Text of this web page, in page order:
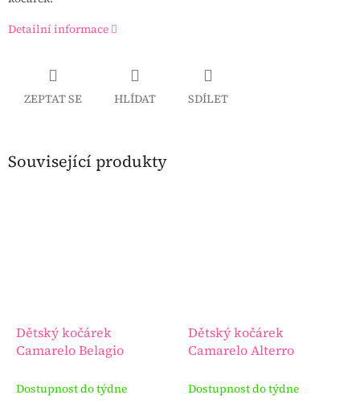
Detailní informace
ZEPTAT SE HLÍDAT SDÍLET
Související produkty
Dětský kočárek
Camarelo Belagio
Dostupnost do týdne
Dětský kočárek
Camarelo Alterro
Dostupnost do týdne